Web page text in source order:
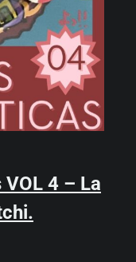
4 – La